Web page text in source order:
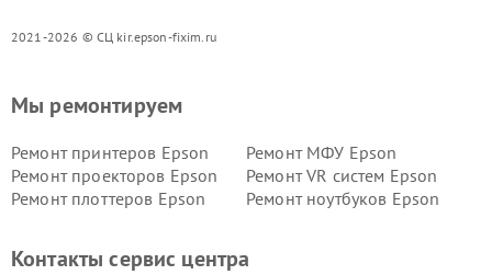
2021-2026 © СЦ kir.epson-fixim.ru
Мы ремонтируем
Ремонт принтеров Epson
Ремонт МФУ Epson
Ремонт проекторов Epson
Ремонт VR систем Epson
Ремонт плоттеров Epson
Ремонт ноутбуков Epson
Контакты сервис центра